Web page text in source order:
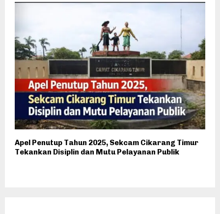
Apel Penutup Tahun 2025, Sekcam Cikarang Timur
Tekankan Disiplin dan Mutu Pelayanan Publik